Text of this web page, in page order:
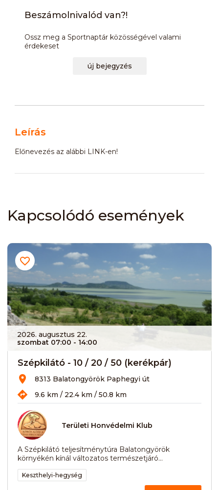
Beszámolnivalód van?!
Ossz meg a Sportnaptár közösségével valami
érdekeset
új bejegyzés
Leírás
Előnevezés az alábbi LINK-en!
Kapcsolódó események
2026. augusztus 22.
szombat 07:00 - 14:00
Szépkilátó - 10 / 20 / 50 (kerékpár)
8313 Balatongyörök Paphegyi út
9.6 km / 22.4 km / 50.8 km
Területi Honvédelmi Klub
A Szépkilátó teljesítménytúra Balatongyörök
környékén kínál változatos természetjáró...
Keszthelyi-hegység